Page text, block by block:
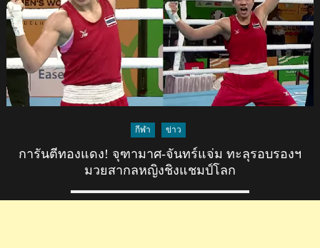
กีฬา ข่าว
การันตีทองแดง! จุฑามาศ-จันทร์แจ่ม ทะลุรอบรองฯ
มวยสากลหญิงชิงแชมป์โลก